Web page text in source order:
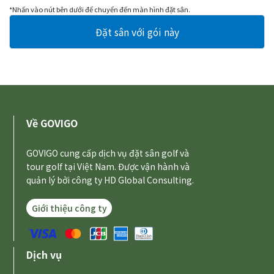
*Nhấn vào nút bên dưới để chuyển đến màn hình đặt sân.
Về GOVIGO
GOVIGO cung cấp dịch vụ đặt sân golf và
tour golf tại Việt Nam. Được vận hành và
quản lý bởi công ty HD Global Consulting.
Giới thiệu công ty
Dịch vụ